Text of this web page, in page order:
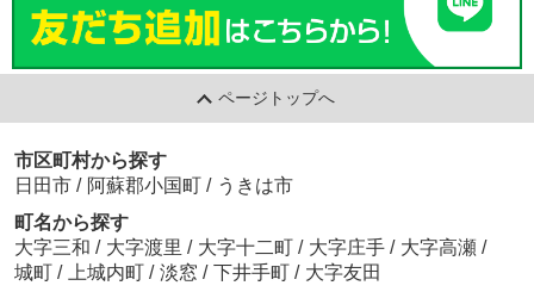
ページトップへ
市区町村から探す
日田市 / 阿蘇郡小国町 / うきは市
町名から探す
大字三和 / 大字渡里 / 大字十二町 / 大字庄手 / 大字高瀬 /
城町 / 上城内町 / 淡窓 / 下井手町 / 大字友田